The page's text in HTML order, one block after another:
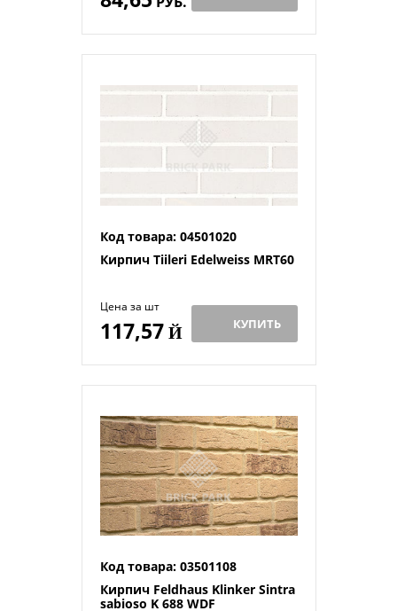
Код товара: 04501020
Кирпич Tiileri Edelweiss MRT60
Цена за шт
117,57Й КУПИТЬ
Код товара: 03501108
Кирпич Feldhaus Klinker Sintra
sabioso K 688 WDF